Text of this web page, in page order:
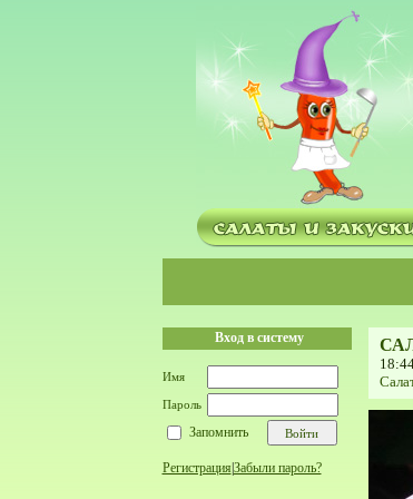
Вход в систему
Имя
Пароль
Запомнить
Регистрация Забыли пароль?